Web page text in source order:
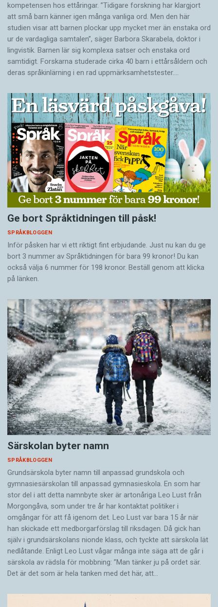
kompetensen hos ettåringar. ”Tidigare forskning har klargjort
att små barn känner igen många vanliga ord. Men den här
studien visar att barnen plockar upp mycket mer än enstaka ord
ur de vardagliga samtalen”, säger Barbora Skarabela, doktor i
lingvistik. Barnen lär sig komplexa satser och enstaka ord
samtidigt. Forskarna studerade cirka 40 barn i ettårsåldern och
deras språkinlärning i en rad uppmärksamhetstester.…
Ge bort Språktidningen till påsk!
SPRÅKBLOGGEN
Inför påsken har vi ett riktigt fint erbjudande. Just nu kan du ge
bort 3 nummer av Språktidningen för bara 99 kronor! Du kan
också välja 6 nummer för 198 kronor. Beställ genom att klicka
på länken.
Särskolan byter namn
SPRÅKBLOGGEN
Grundsärskola byter namn till anpassad grundskola och
gymnasiesärskolan till anpassad gymnasieskola. En som har
stor del i att detta namnbyte sker är artonåriga Leo Lust från
Morgongåva, som under tre år har kontaktat politiker i
omgångar för att få igenom det. Leo Lust var bara 15 år när
han skickade ett medborgarförslag till riksdagen. Då gick han
själv i grundsärskolans nionde klass, och tyckte att särskola lät
nedlåtande. Enligt Leo Lust vågar många inte säga att de går i
särskola av rädsla för mobbning: ”Man tänker ju på ordet sär.
Det är det som är hela tanken med det här, att…